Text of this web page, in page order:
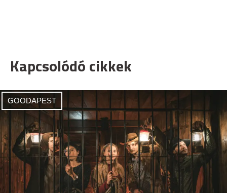
Kapcsolódó cikkek
GOODAPEST